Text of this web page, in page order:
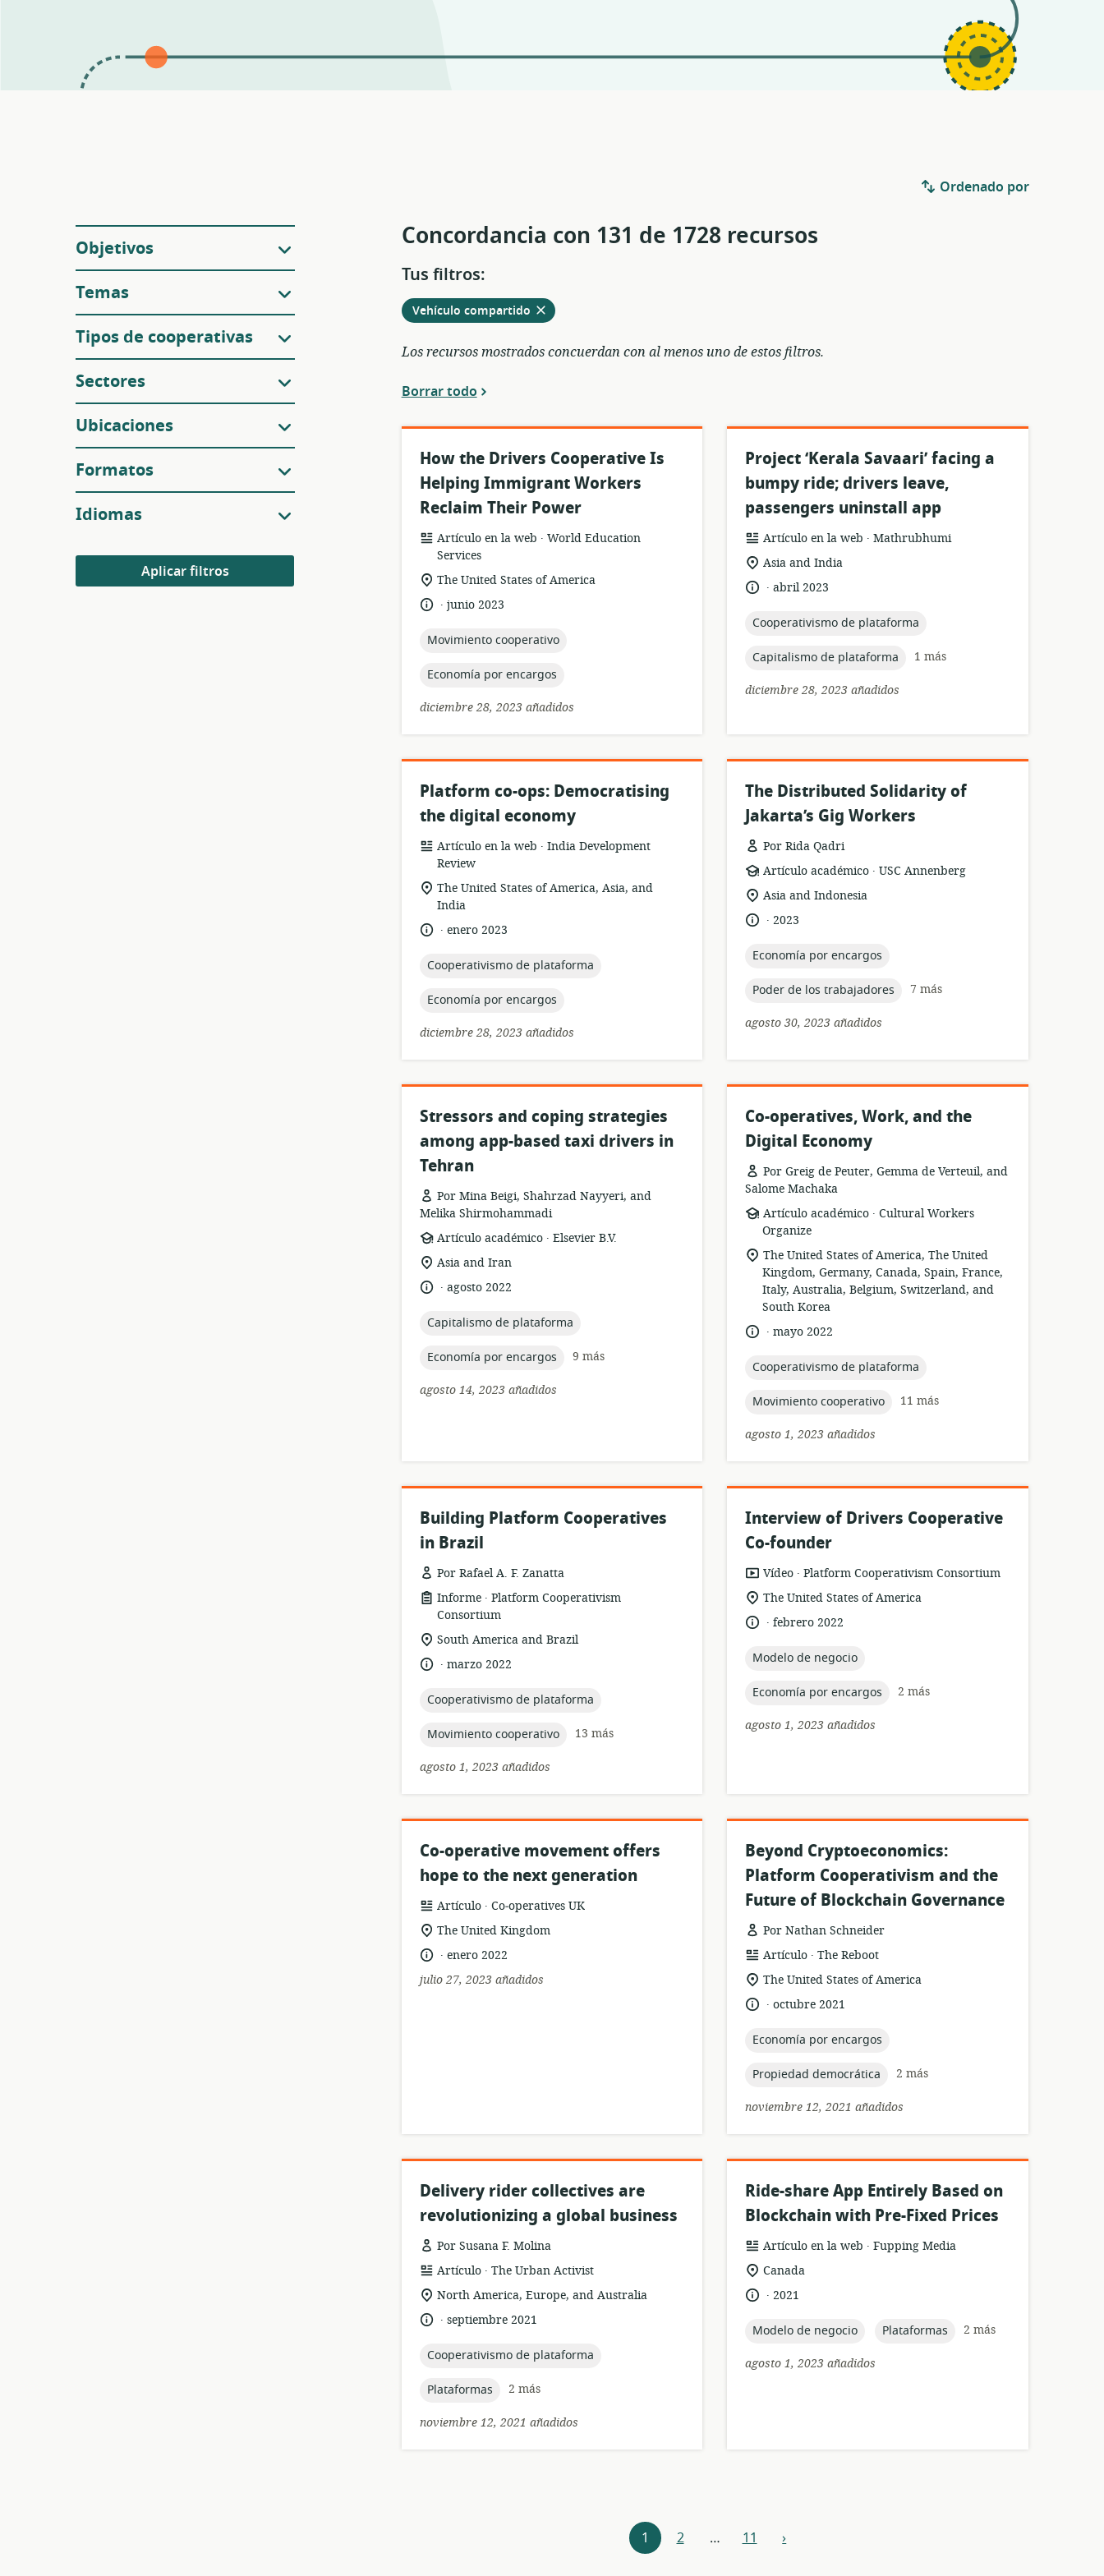
Filtros
Objetivos
Temas
Tipos de cooperativas
Sectores
Ubicaciones
Formatos
Idiomas
Aplicar filtros
Ordenado por
Concordancia con 131 de 1728 recursos
Tus filtros:
Eliminar
Vehículo compartidode
entre
los
filtros
Los recursos mostrados concuerdan con al menos uno de estos filtros.
Borrar todo
How the Drivers Cooperative Is
Helping Immigrant Workers
Reclaim Their Power
formato
del
recurso:
Artículo en la web .
publicación:
World Education
Services
ubicación
de
relevancia:
The United States of America
idioma:
.
fecha
publicación:
junio 2023
topic:
Movimiento cooperativo
topic:
Economía por encargos
diciembre 28, 2023 añadidos
Project ‘Kerala Savaari’ facing a
bumpy ride; drivers leave,
passengers uninstall app
formato
del
recurso:
Artículo en la web .
publicación:
Mathrubhumi
ubicación
relevancia:
Asia and India
idioma:
.
fecha
publicación:
abril 2023
topic:
Cooperativismo de plataforma
topic:
Capitalismo de plataforma
1 más
diciembre 28, 2023 añadidos
Platform co-ops: Democratising
the digital economy
formato
del
recurso:
Artículo en la web .
publicación:
India Development
Review
ubicación
de
relevancia:
The United States of America, Asia, and
India
idioma:
.
fecha
publicación:
enero 2023
topic:
Cooperativismo de plataforma
topic:
Economía por encargos
diciembre 28, 2023 añadidos
The Distributed Solidarity of
Jakarta’s Gig Workers
Por Rida Qadri
formato
del
recurso:
Artículo académico .
publicación:
USC Annenberg
ubicación
de
relevancia:
Asia and Indonesia
idioma:
.
fecha
publicación:
2023
topic:
Economía por encargos
topic:
Poder de los trabajadores
7 más
agosto 30, 2023 añadidos
Stressors and coping strategies
among app-based taxi drivers in
Tehran
Por Mina Beigi, Shahrzad Nayyeri, and
Melika Shirmohammadi
formato
del
recurso:
Artículo académico .
publicación:
Elsevier B.V.
ubicación
relevancia:
Asia and Iran
idioma:
.
fecha
publicación:
agosto 2022
topic:
Capitalismo de plataforma
topic:
Economía por encargos
9 más
agosto 14, 2023 añadidos
Co-operatives, Work, and the
Digital Economy
Por Greig de Peuter, Gemma de Verteuil, and
Salome Machaka
formato
del
recurso:
Artículo académico .
publicación:
Cultural Workers
Organize
ubicación
de
relevancia:
The United States of America, The United
Kingdom, Germany, Canada, Spain, France,
Italy, Australia, Belgium, Switzerland, and
South Korea
idioma:
.
fecha
publicación:
mayo 2022
topic:
Cooperativismo de plataforma
topic:
Movimiento cooperativo
11 más
agosto 1, 2023 añadidos
Building Platform Cooperatives
in Brazil
Por Rafael A. F. Zanatta
formato
del
recurso:
Informe .
publicación:
Platform Cooperativism
Consortium
ubicación
relevancia:
South America and Brazil
idioma:
.
fecha
publicación:
marzo 2022
topic:
Cooperativismo de plataforma
topic:
Movimiento cooperativo
13 más
agosto 1, 2023 añadidos
Interview of Drivers Cooperative
Co-founder
formato
del
recurso:
Vídeo .
publicación:
Platform Cooperativism Consortium
ubicación
de
relevancia:
The United States of America
idioma:
.
fecha
publicación:
febrero 2022
topic:
Modelo de negocio
topic:
Economía por encargos
2 más
agosto 1, 2023 añadidos
Co-operative movement offers
hope to the next generation
formato
del
recurso:
Artículo .
publicación:
Co‑operatives UK
ubicación
relevancia:
The United Kingdom
idioma:
.
fecha
de
publicación:
enero 2022
julio 27, 2023 añadidos
Beyond Cryptoeconomics:
Platform Cooperativism and the
Future of Blockchain Governance
Por Nathan Schneider
formato
del
recurso:
Artículo .
publicación:
The Reboot
ubicación
relevancia:
The United States of America
idioma:
.
fecha
publicación:
octubre 2021
topic:
Economía por encargos
topic:
Propiedad democrática
2 más
noviembre 12, 2021 añadidos
Delivery rider collectives are
revolutionizing a global business
Por Susana F. Molina
formato
del
recurso:
Artículo .
publicación:
The Urban Activist
ubicación
relevancia:
North America, Europe, and Australia
idioma:
.
fecha
publicación:
septiembre 2021
topic:
Cooperativismo de plataforma
topic:
Plataformas
2 más
noviembre 12, 2021 añadidos
Ride-share App Entirely Based on
Blockchain with Pre-Fixed Prices
formato
del
recurso:
Artículo en la web .
publicación:
Fupping Media
ubicación
de
relevancia:
Canada
idioma:
.
fecha
publicación:
2021
topic:
Modelo de negocio topic:
Plataformas
2 más
agosto 1, 2023 añadidos
1 2 … 11 siguiente
›